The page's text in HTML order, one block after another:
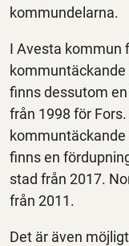
kommundelarna.
I Avesta kommun
finns dessutom
från 1998 för
finns en
stad från 2017.
från 2011.
Det är även